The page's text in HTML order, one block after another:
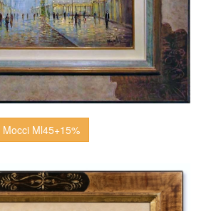
Mocci Ml45+15%